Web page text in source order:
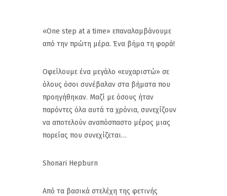
«One step at a time» επαναλαμβάνουμε
από την πρώτη μέρα. Ένα βήμα τη φορά!
Οφείλουμε ένα μεγάλο «ευχαριστώ» σε
όλους όσοι συνέβαλαν στα βήματα που
προηγήθηκαν. Μαζί με όσους ήταν
παρόντες όλα αυτά τα χρόνια, συνεχίζουν
να αποτελούν αναπόσπαστο μέρος μιας
πορείας που συνεχίζεται…
Shonari Hepburn
Από τα βασικά στελέχη της φετινής